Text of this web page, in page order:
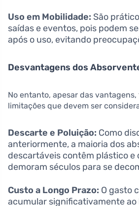
Uso em Mobilidade: São
saídas e eventos, pois podem
após o uso, evitando
Desvantagens dos
No entanto, apesar das
limitações que devem ser
Descarte e Poluição: Como
anteriormente, a maioria dos
descartáveis contêm plástico e
demoram séculos para se
Custo a Longo Prazo: O gasto
acumular significativamente ao